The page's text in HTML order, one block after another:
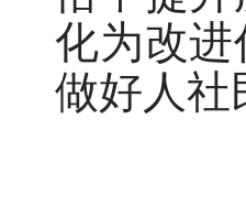
化为改
做好人社